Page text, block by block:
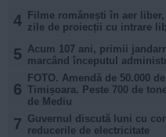
4
Filme românești în aer
zile de proiecții cu intrare
5 Acum 107 ani, primii
marcând începutul
6
FOTO. Amendă de 50.000
Timișoara. Peste 700 de
de Mediu
7 Guvernul discută luni cu
reducerile de electricitate